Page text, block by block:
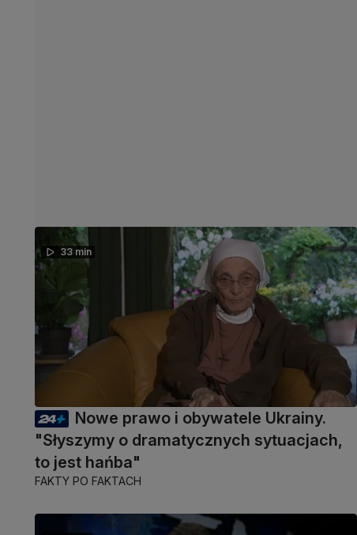
33 min
Nowe prawo i obywatele Ukrainy.
"Słyszymy o dramatycznych sytuacjach,
to jest hańba"
FAKTY PO FAKTACH